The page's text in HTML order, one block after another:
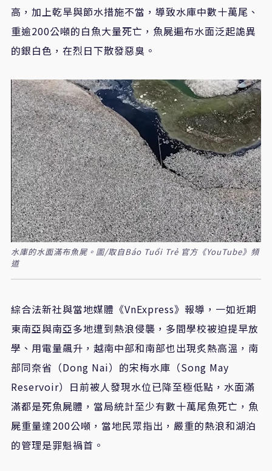
高，加上乾旱與節水措施不當，導致水庫中數十萬尾、
重逾200公噸的白魚大量死亡，魚屍遍布水面泛起詭異
的銀白色，在烈日下散發惡臭。
水庫的水面滿布魚屍。圖/取自Báo Tuổi Trẻ 官方《YouTube》頻
道
綜合法新社與當地媒體《VnExpress》報導，一如近期
東南亞與南亞多地遭到熱浪侵襲，多間學校被迫提早放
學、用電量飆升，越南中部和南部也出現炙熱高溫，南
部同奈省（Dong Nai）的宋梅水庫（Song May
Reservoir）日前被人發現水位已降至極低點，水面滿
滿都是死魚屍體，當局統計至少有數十萬尾魚死亡，魚
屍重量達200公噸，當地民眾指出，嚴重的熱浪和湖泊
的管理是罪魁禍首。